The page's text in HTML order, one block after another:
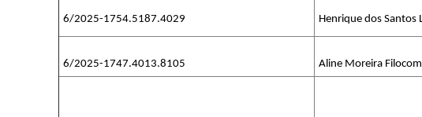
6/2025-1754.5187.4029 Henrique dos
6/2025-1747.4013.8105 Aline Moreira